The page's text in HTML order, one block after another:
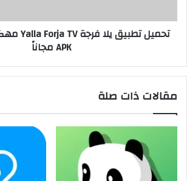
APK مجاناً
مقالات ذات صلة